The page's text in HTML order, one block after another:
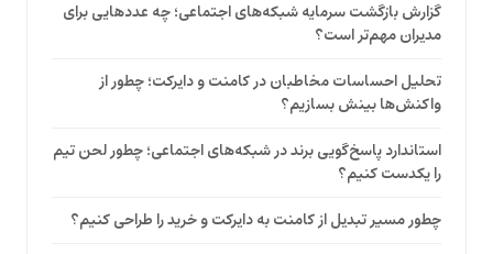
گزارش بازگشت سرمایه شبکه‌های اجتماعی؛ چه عددهایی برای
مدیران مهم‌تر است؟
تحلیل احساسات مخاطبان در کامنت و دایرکت؛ چطور از
واکنش‌ها بینش بسازیم؟
استاندارد پاسخ‌گویی برند در شبکه‌های اجتماعی؛ چطور لحن تیم
را یکدست کنیم؟
چطور مسیر تبدیل از کامنت به دایرکت و خرید را طراحی کنیم؟